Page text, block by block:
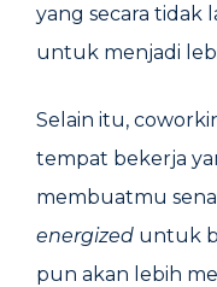
yang secara tidak
untuk menjadi
Selain itu,
tempat bekerja
membuatmu
energized untuk
pun akan lebih